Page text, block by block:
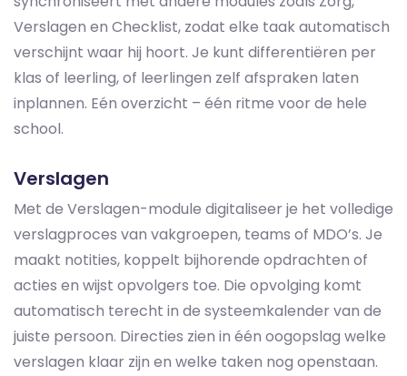
Verslagen en Checklist, zodat elke taak automatisch
verschijnt waar hij hoort. Je kunt differentiëren per
klas of leerling, of leerlingen zelf afspraken laten
inplannen. Eén overzicht – één ritme voor de hele
school.
Verslagen
Met de Verslagen-module digitaliseer je het volledige
verslagproces van vakgroepen, teams of MDO’s. Je
maakt notities, koppelt bijhorende opdrachten of
acties en wijst opvolgers toe. Die opvolging komt
automatisch terecht in de systeemkalender van de
juiste persoon. Directies zien in één oogopslag welke
verslagen klaar zijn en welke taken nog openstaan.